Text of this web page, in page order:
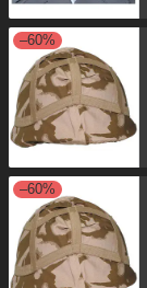
–60%
–60%